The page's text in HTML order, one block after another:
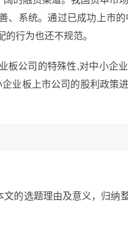
、系统。通过已成功上市
行为也还不规范。
板公司的特殊性,对中小企
业板上市公司的股利政策
的选题理由及意义，归纳